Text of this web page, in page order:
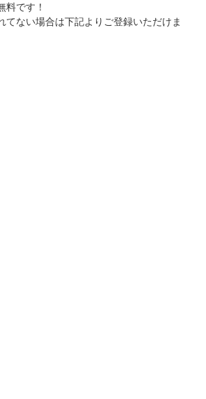
料です！
てない場合は下記よりご登録いただけま